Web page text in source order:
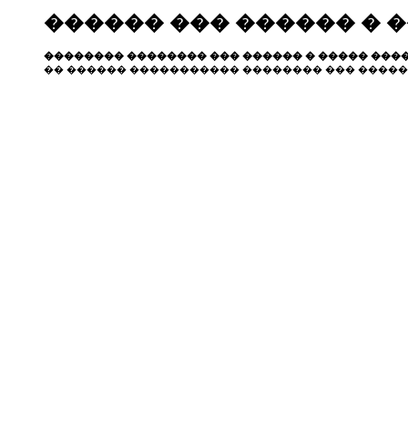
������ ��� ������ �
�������� �������� ��� ������ � �����
�� ������ ����������� �������� ���